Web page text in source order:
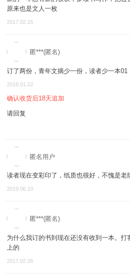
原来也是文人一枚
2017.02.15
匿***(匿名)
订了两份，青年文摘少一份，读者少一本01
2018.01.22
确认收货后18天追加
请回复
匿名用户
读者现在变彩印了，纸质也很好，不愧是老
2019.06.10
匿***(匿名)
为什么我订的书到现在还没有收到一本。
上的
2017.02.26